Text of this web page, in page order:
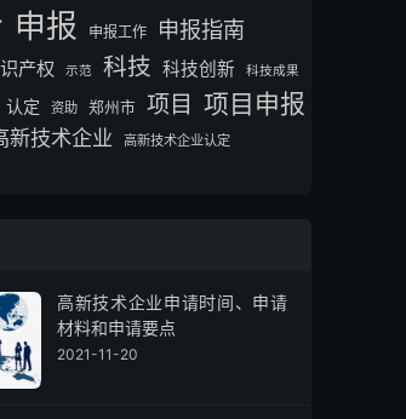
申报 申报工作 申报指南
产权 示范 科技 科技创新 科技成果
认定 资助 郑州市 项目 项目申报
新技术企业 高新技术企业认定
高新技术企业申请时间、申请
材料和申请要点
2021-11-20